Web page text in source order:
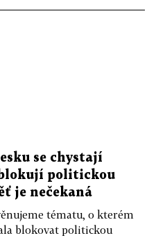
se chystají
politickou
je nečekaná
tématu, o kterém
blokovat politickou